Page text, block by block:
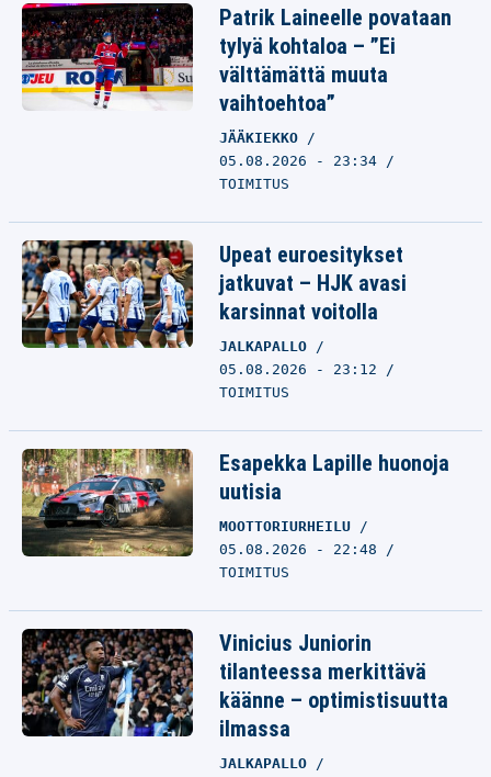
Patrik Laineelle povataan
tylyä kohtaloa – ”Ei
välttämättä muuta
vaihtoehtoa”
JÄÄKIEKKO
05.08.2026 - 23:34
TOIMITUS
Upeat euroesitykset
jatkuvat – HJK avasi
karsinnat voitolla
JALKAPALLO
05.08.2026 - 23:12
TOIMITUS
Esapekka Lapille huonoja
uutisia
MOOTTORIURHEILU
05.08.2026 - 22:48
TOIMITUS
Vinicius Juniorin
tilanteessa merkittävä
käänne – optimistisuutta
ilmassa
JALKAPALLO